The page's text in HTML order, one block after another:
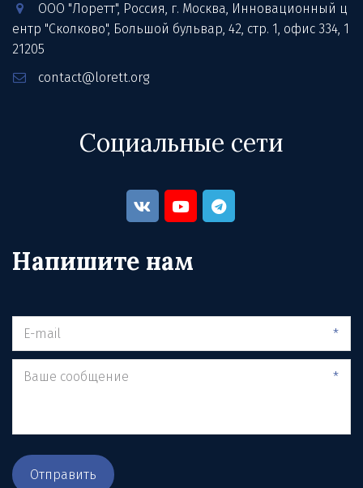
ООО "Лоретт", Россия, г. Москва, Инновационный ц
ентр "Сколково", Большой бульвар, 42, стр. 1, офис 334, 1
21205
contact@lorett.org
Социальные сети
Напишите нам
*
*
Отправить